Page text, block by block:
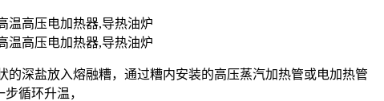
深盐放入熔融糟，通过糟内安装的高压蒸汽加热管或电加热管
循环升温，